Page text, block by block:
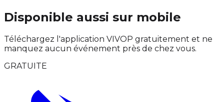
Disponible aussi sur mobile
Téléchargez l'application VIVOP gratuitement et ne
manquez aucun événement près de chez vous.
GRATUITE